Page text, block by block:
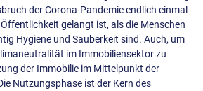
der Corona-Pandemie endlich einmal
gelangt ist, als die Menschen
Hygiene und Sauberkeit sind. Auch, um
im Immobiliensektor zu
der Immobilie im Mittelpunkt der
Nutzungsphase ist der Kern des